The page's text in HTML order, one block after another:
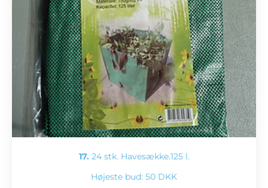
17. 24 stk. Havesække.125 l.
Højeste bud: 50 DKK